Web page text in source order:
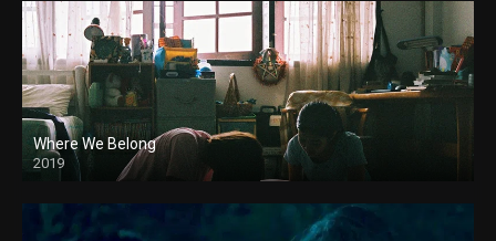
Where We Belong
2019